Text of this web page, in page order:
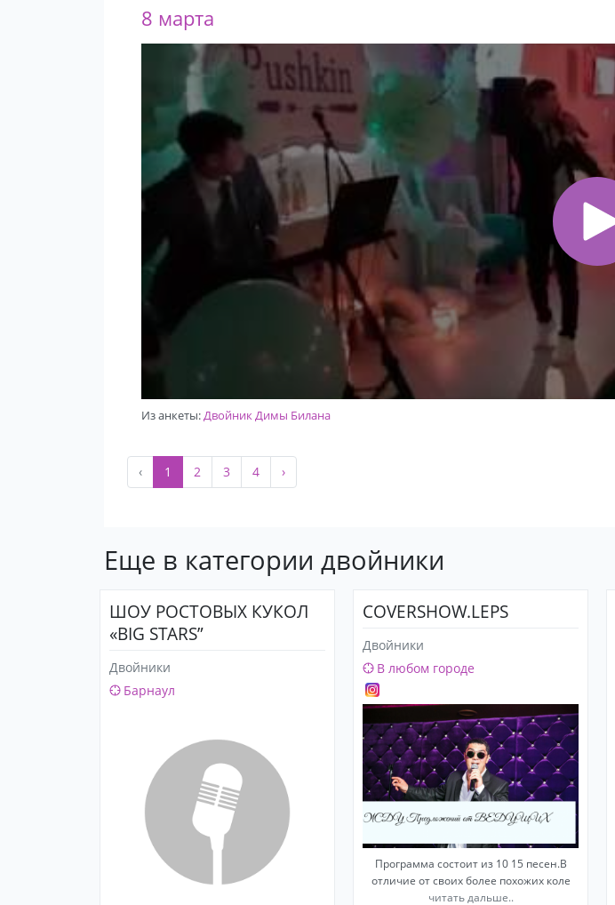
8 марта
Из анкеты:Двойник Димы Билана
‹ 1 2 3 4 ›
Еще в категории двойники
ШОУ РОСТОВЫХ КУКОЛ
«BIG STARS”
Двойники
Барнаул
COVERSHOW.LEPS
Двойники
В любом городе
Программа состоит из 10 15 песен.В
отличие от своих более похожих коле
читать дальше..